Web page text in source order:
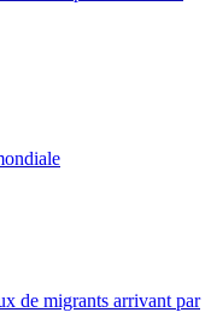
de migrants arrivant par